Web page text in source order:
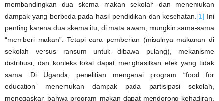
membandingkan dua skema makan sekolah dan menemukan
dampak yang berbeda pada hasil pendidikan dan kesehatan.[1] Ini
penting karena dua skema itu, di mata awam, mungkin sama-sama
“memberi makan”. Tetapi cara pemberian (misalnya makanan di
sekolah versus ransum untuk dibawa pulang), mekanisme
distribusi, dan konteks lokal dapat menghasilkan efek yang tidak
sama. Di Uganda, penelitian mengenai program “food for
education” menemukan dampak pada partisipasi sekolah,
menegaskan bahwa program makan dapat mendorong kehadiran,